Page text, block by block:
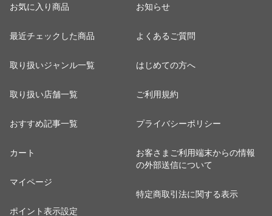
お気に入り商品
最近チェックした商品
取り扱いジャンル一覧
取り扱い店舗一覧
おすすめ記事一覧
カート
マイページ
ポイント表示設定
お知らせ
よくあるご質問
はじめての方へ
ご利用規約
プライバシーポリシー
お客さまご利用端末からの情報
の外部送信について
特定商取引法に関する表示